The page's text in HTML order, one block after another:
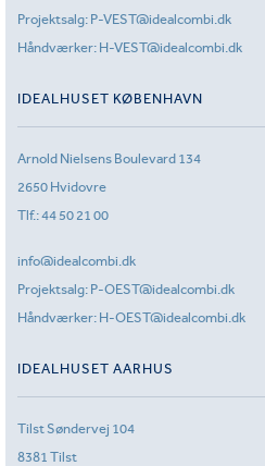
Projektsalg: P-VEST@idealcombi.dk
Håndværker: H-VEST@idealcombi.dk
IDEALHUSET KØBENHAVN
Arnold Nielsens Boulevard 134
2650 Hvidovre
Tlf.:44 50 21 00
info@idealcombi.dk
Projektsalg: P-OEST@idealcombi.dk
Håndværker: H-OEST@idealcombi.dk
IDEALHUSET AARHUS
Tilst Søndervej 104
8381 Tilst